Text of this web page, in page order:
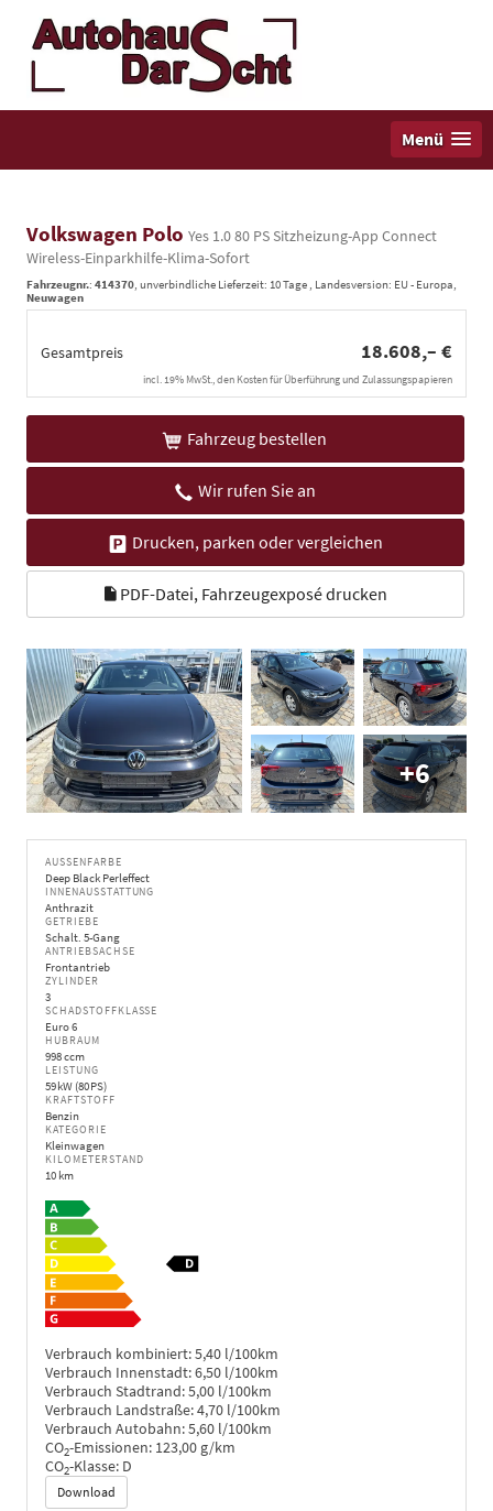
Menü
Volkswagen Polo Yes 1.0 80 PS Sitzheizung-App Connect
Wireless-Einparkhilfe-Klima-Sofort
Fahrzeugnr.: 414370 , unverbindliche Lieferzeit: 10 Tage , Landesversion: EU - Europa,
Neuwagen
Gesamtpreis 18.608,– €
incl. 19% MwSt., den Kosten für Überführung und Zulassungspapieren
Fahrzeug bestellen
Wir rufen Sie an
Drucken, parken oder vergleichen
PDF-Datei, Fahrzeugexposé drucken
+6
AUSSENFARBE
Deep Black Perleffect
INNENAUSSTATTUNG
Anthrazit
GETRIEBE
Schalt. 5-Gang
ANTRIEBSACHSE
Frontantrieb
ZYLINDER
3
SCHADSTOFFKLASSE
Euro 6
HUBRAUM
998 ccm
LEISTUNG
59 kW (80 PS)
KRAFTSTOFF
Benzin
KATEGORIE
Kleinwagen
KILOMETERSTAND
10 km
Verbrauch kombiniert:5,40 l/100km
Verbrauch Innenstadt:6,50 l/100km
Verbrauch Stadtrand:5,00 l/100km
Verbrauch Landstraße:4,70 l/100km
Verbrauch Autobahn:5,60 l/100km
CO2-Emissionen: 123,00 g/km
CO2-Klasse: D
Download